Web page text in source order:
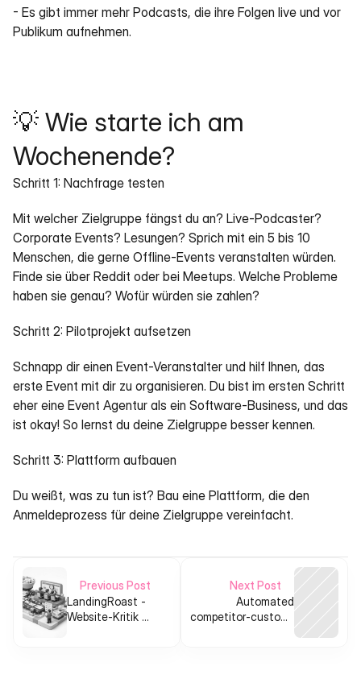
- Es gibt immer mehr Podcasts, die ihre Folgen live und vor
Publikum aufnehmen.
💡 Wie starte ich am
Wochenende?
Schritt 1: Nachfrage testen
Mit welcher Zielgruppe fängst du an? Live-Podcaster?
Corporate Events? Lesungen? Sprich mit ein 5 bis 10
Menschen, die gerne Offline-Events veranstalten würden.
Finde sie über Reddit oder bei Meetups. Welche Probleme
haben sie genau? Wofür würden sie zahlen?
Schritt 2: Pilotprojekt aufsetzen
Schnapp dir einen Event-Veranstalter und hilf Ihnen, das
erste Event mit dir zu organisieren. Du bist im ersten Schritt
eher eine Event Agentur als ein Software-Business, und das
ist okay! So lernst du deine Zielgruppe besser kennen.
Schritt 3: Plattform aufbauen
Du weißt, was zu tun ist? Bau eine Plattform, die den
Anmeldeprozess für deine Zielgruppe vereinfacht.
Previous Post
LandingRoast -
Website-Kritik at
Next Post
Automated
competitor‑customer